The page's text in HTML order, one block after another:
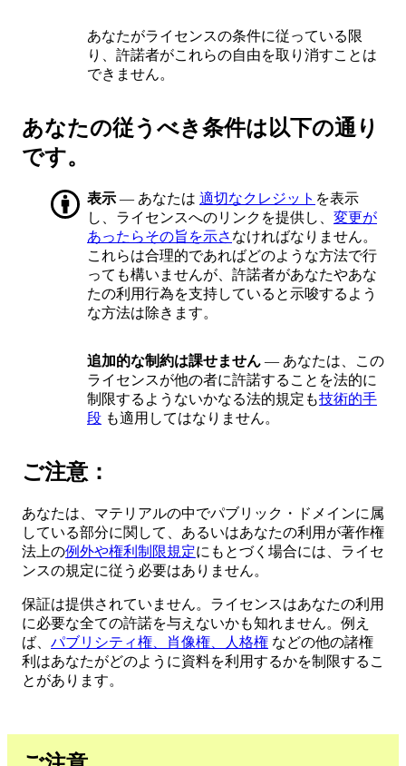
あなたがライセンスの条件に従っている限
り、許諾者がこれらの自由を取り消すことは
できません。
あなたの従うべき条件は以下の通り
です。
表示 — あなたは 適切なクレジット を表示
し、ライセンスへのリンクを提供し、 変更が
あったらその旨を示さ なければなりません。
これらは合理的であればどのような方法で行
っても構いませんが、許諾者があなたやあな
たの利用行為を支持していると示唆するよう
な方法は除きます。
追加的な制約は課せません — あなたは、この
ライセンスが他の者に許諾することを法的に
制限するようないかなる法的規定も技術的手
段 も適用してはなりません。
ご注意：
あなたは、マテリアルの中でパブリック・ドメインに属
している部分に関して、あるいはあなたの利用が著作権
法上の例外や権利制限規定にもとづく場合には、ライセ
ンスの規定に従う必要はありません。
保証は提供されていません。ライセンスはあなたの利用
に必要な全ての許諾を与えないかも知れません。例え
ば、 パブリシティ権、肖像権、人格権 などの他の諸権
利はあなたがどのように資料を利用するかを制限するこ
とがあります。